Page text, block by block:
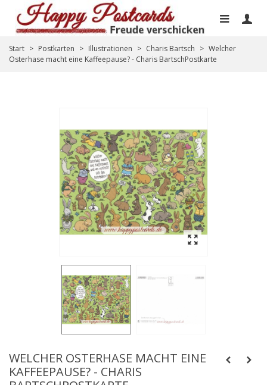
Start > Postkarten > Illustrationen > Charis Bartsch > Welcher
Osterhase macht eine Kaffeepause? - Charis BartschPostkarte
WELCHER OSTERHASE MACHT EINE
KAFFEEPAUSE? - CHARIS